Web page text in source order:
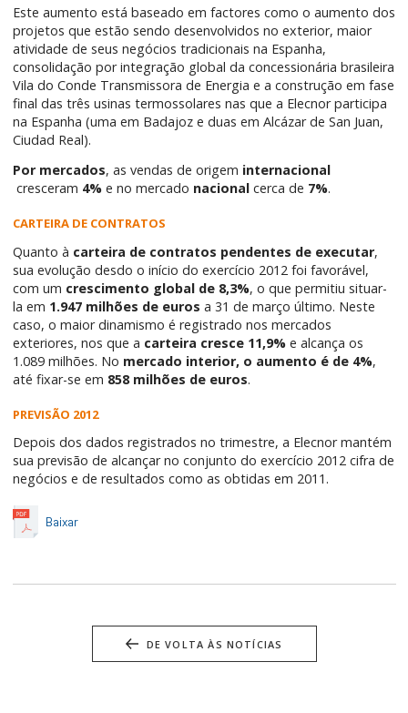
Este aumento está baseado em factores como o aumento dos
projetos que estão sendo desenvolvidos no exterior, maior
atividade de seus negócios tradicionais na Espanha,
consolidação por integração global da concessionária brasileira
Vila do Conde Transmissora de Energia e a construção em fase
final das três usinas termossolares nas que a Elecnor participa
na Espanha (uma em Badajoz e duas em Alcázar de San Juan,
Ciudad Real).
Por mercados, as vendas de origem internacional
cresceram 4%e no mercado nacional cerca de 7%.
CARTEIRA DE CONTRATOS
Quanto à carteira de contratos pendentes de executar,
sua evolução desdo o início do exercício 2012 foi favorável,
com um crescimento global de 8,3%, o que permitiu situar-
la em 1.947 milhões de euros a 31 de março último. Neste
caso, o maior dinamismo é registrado nos mercados
exteriores, nos que a carteira cresce 11,9%e alcança os
1.089 milhões. No mercado interior, o aumento é de 4%,
até fixar-se em 858 milhões de euros.
PREVISÃO 2012
Depois dos dados registrados no trimestre, a Elecnor mantém
sua previsão de alcançar no conjunto do exercício 2012 cifra de
negócios e de resultados como as obtidas em 2011.
Baixar
DE VOLTA ÀS NOTÍCIAS